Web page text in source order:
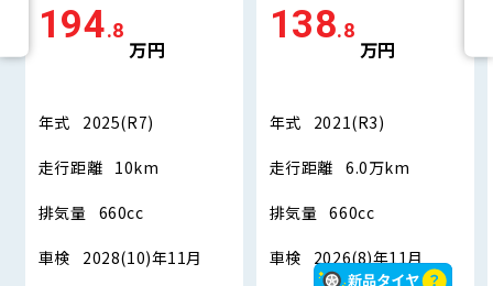
194.8
万円
年式 2025(R7)
走行距離 10km
排気量 660cc
車検 2028(10)年11月
138.8
万円
年式 2021(R3)
走行距離 6.0万km
排気量 660cc
車検 2026(8)年11月